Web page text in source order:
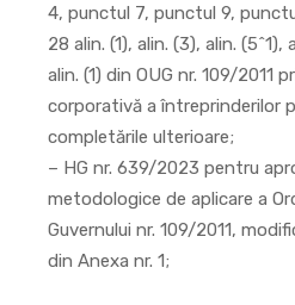
4, punctul 7, punctul 9,
28 alin. (1), alin. (3), alin.
alin. (1) din OUG nr. 109/2011
corporativă a întreprinderilor
completările ulterioare;
– HG nr. 639/2023 pentru
metodologice de aplicare a
Guvernului nr. 109/2011,
din Anexa nr. 1;